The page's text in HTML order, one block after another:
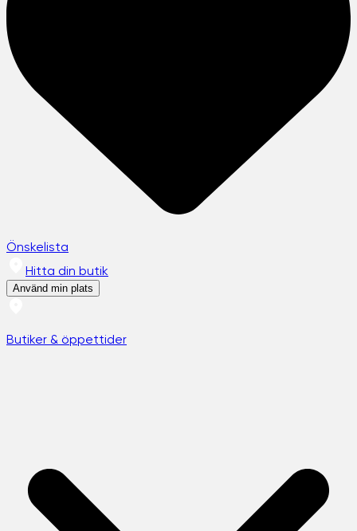
Önskelista
Hitta din butik
Använd min plats
Butiker & öppettider